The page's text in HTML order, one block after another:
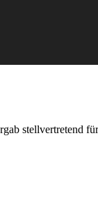
stellvertretend